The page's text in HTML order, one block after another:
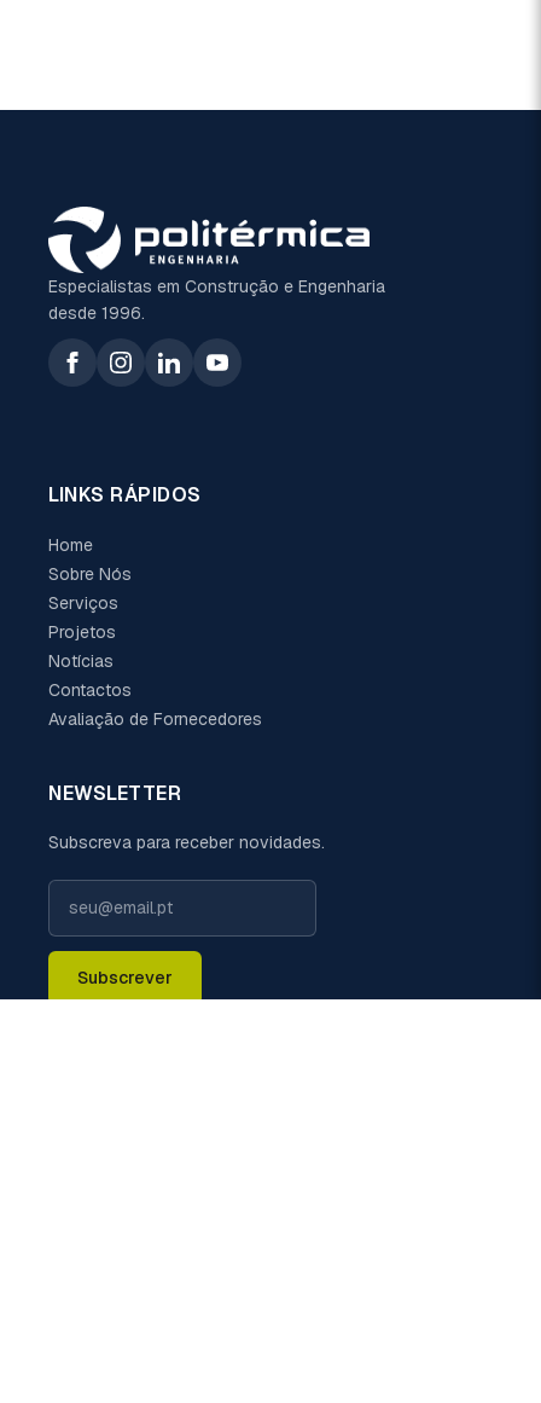
Especialistas em Construção e Engenharia
desde 1996.
LINKS RÁPIDOS
Home
Sobre Nós
Serviços
Projetos
Notícias
Contactos
Avaliação de Fornecedores
NEWSLETTER
Subscreva para receber novidades.
Subscrever